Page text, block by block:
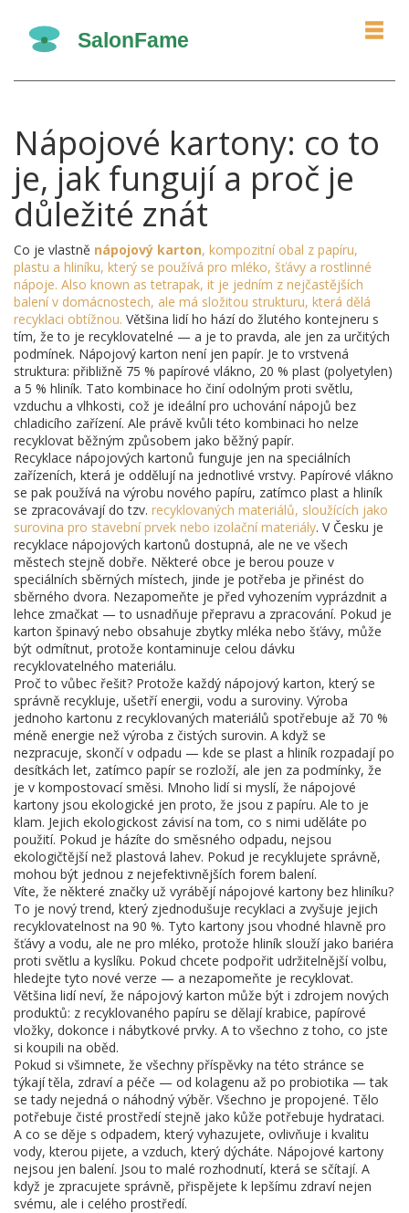
Nápojové kartony: co to
je, jak fungují a proč je
důležité znát
Co je vlastně nápojový karton, kompozitní obal z papíru,
plastu a hliníku, který se používá pro mléko, šťávy a rostlinné
nápoje. Also known astetrapak, it je jedním z nejčastějších
balení v domácnostech, ale má složitou strukturu, která dělá
recyklaci obtížnou. Většina lidí ho hází do žlutého kontejneru s
tím, že to je recyklovatelné — a je to pravda, ale jen za určitých
podmínek. Nápojový karton není jen papír. Je to vrstvená
struktura: přibližně 75 % papírové vlákno, 20 % plast (polyetylen)
a 5 % hliník. Tato kombinace ho činí odolným proti světlu,
vzduchu a vlhkosti, což je ideální pro uchování nápojů bez
chladicího zařízení. Ale právě kvůli této kombinaci ho nelze
recyklovat běžným způsobem jako běžný papír.
Recyklace nápojových kartonů funguje jen na speciálních
zařízeních, která je oddělují na jednotlivé vrstvy. Papírové vlákno
se pak používá na výrobu nového papíru, zatímco plast a hliník
se zpracovávají do tzv. recyklovaných materiálů, sloužících jako
surovina pro stavební prvek nebo izolační materiály. V Česku je
recyklace nápojových kartonů dostupná, ale ne ve všech
městech stejně dobře. Některé obce je berou pouze v
speciálních sběrných místech, jinde je potřeba je přinést do
sběrného dvora. Nezapomeňte je před vyhozením vyprázdnit a
lehce zmačkat — to usnadňuje přepravu a zpracování. Pokud je
karton špinavý nebo obsahuje zbytky mléka nebo šťávy, může
být odmítnut, protože kontaminuje celou dávku
recyklovatelného materiálu.
Proč to vůbec řešit? Protože každý nápojový karton, který se
správně recykluje, ušetří energii, vodu a suroviny. Výroba
jednoho kartonu z recyklovaných materiálů spotřebuje až 70 %
méně energie než výroba z čistých surovin. A když se
nezpracuje, skončí v odpadu — kde se plast a hliník rozpadají po
desítkách let, zatímco papír se rozloží, ale jen za podmínky, že
je v kompostovací směsi. Mnoho lidí si myslí, že nápojové
kartony jsou ekologické jen proto, že jsou z papíru. Ale to je
klam. Jejich ekologickost závisí na tom, co s nimi uděláte po
použití. Pokud je házíte do směsného odpadu, nejsou
ekologičtější než plastová lahev. Pokud je recyklujete správně,
mohou být jednou z nejefektivnějších forem balení.
Víte, že některé značky už vyrábějí nápojové kartony bez hliníku?
To je nový trend, který zjednodušuje recyklaci a zvyšuje jejich
recyklovatelnost na 90 %. Tyto kartony jsou vhodné hlavně pro
šťávy a vodu, ale ne pro mléko, protože hliník slouží jako bariéra
proti světlu a kyslíku. Pokud chcete podpořit udržitelnější volbu,
hledejte tyto nové verze — a nezapomeňte je recyklovat.
Většina lidí neví, že nápojový karton může být i zdrojem nových
produktů: z recyklovaného papíru se dělají krabice, papírové
vložky, dokonce i nábytkové prvky. A to všechno z toho, co jste
si koupili na oběd.
Pokud si všimnete, že všechny příspěvky na této stránce se
týkají těla, zdraví a péče — od kolagenu až po probiotika — tak
se tady nejedná o náhodný výběr. Všechno je propojené. Tělo
potřebuje čisté prostředí stejně jako kůže potřebuje hydrataci.
A co se děje s odpadem, který vyhazujete, ovlivňuje i kvalitu
vody, kterou pijete, a vzduch, který dýcháte. Nápojové kartony
nejsou jen balení. Jsou to malé rozhodnutí, která se sčítají. A
když je zpracujete správně, přispějete k lepšímu zdraví nejen
svému, ale i celého prostředí.